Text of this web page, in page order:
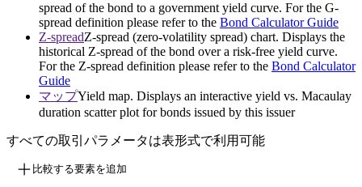
spread of the bond to a government yield curve. For the G-
spread definition please refer to the Bond Calculator Guide
Z-spreadZ-spread (zero-volatility spread) chart. Displays the
historical Z-spread of the bond over a risk-free yield curve.
For the Z-spread definition please refer to the Bond Calculator
Guide
マップYield map. Displays an interactive yield vs. Macaulay
duration scatter plot for bonds issued by this issuer
すべての取引パラメータは表形式で利用可能
比較する要素を追加